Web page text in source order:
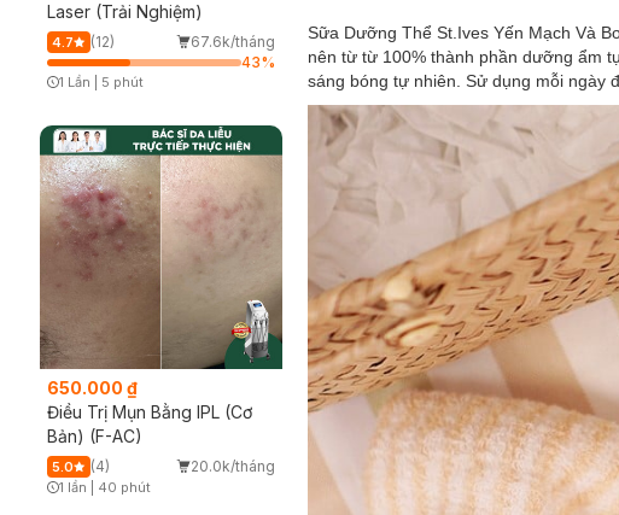
Laser (Trải Nghiệm)
4.7 (12)
67.6k/tháng
43%
1 Lần 5 phút
650.000 ₫
Điều Trị Mụn Bằng IPL (Cơ
Bản) (F-AC)
5.0 (4) 20.0k/tháng
Timer Gray Icon
1 lần 40 phút
Sữa Dưỡng Thể St.Ives Yến Mạch Và
nên từ từ 100% thành phần dưỡng ẩm
sáng bóng tự nhiên. Sử dụng mỗi ngày